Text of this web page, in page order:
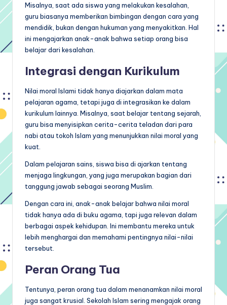
Misalnya, saat ada siswa yang melakukan kesalahan,
guru biasanya memberikan bimbingan dengan cara yang
mendidik, bukan dengan hukuman yang menyakitkan. Hal
ini mengajarkan anak-anak bahwa setiap orang bisa
belajar dari kesalahan.
Integrasi dengan Kurikulum
Nilai moral Islami tidak hanya diajarkan dalam mata
pelajaran agama, tetapi juga di integrasikan ke dalam
kurikulum lainnya. Misalnya, saat belajar tentang sejarah,
guru bisa menyisipkan cerita-cerita teladan dari para
nabi atau tokoh Islam yang menunjukkan nilai moral yang
kuat.
Dalam pelajaran sains, siswa bisa di ajarkan tentang
menjaga lingkungan, yang juga merupakan bagian dari
tanggung jawab sebagai seorang Muslim.
Dengan cara ini, anak-anak belajar bahwa nilai moral
tidak hanya ada di buku agama, tapi juga relevan dalam
berbagai aspek kehidupan. Ini membantu mereka untuk
lebih menghargai dan memahami pentingnya nilai-nilai
tersebut.
Peran Orang Tua
Tentunya, peran orang tua dalam menanamkan nilai moral
juga sangat krusial. Sekolah Islam sering mengajak orang